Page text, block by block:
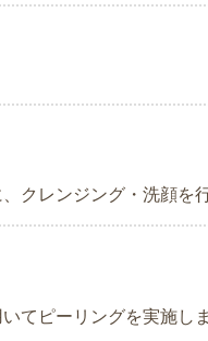
クレンジング・洗顔を
てピーリングを実施しま